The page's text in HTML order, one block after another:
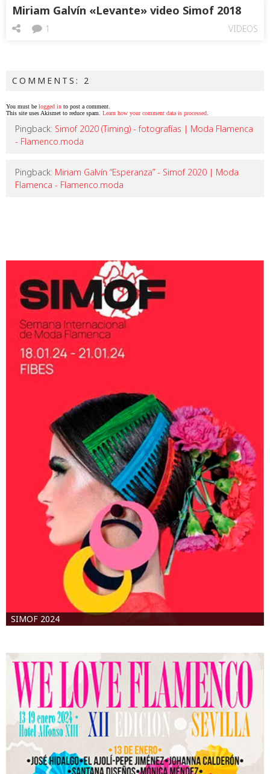
Miriam Galvín «Levante» video Simof 2018
VIDEOS
1
COMMENTS: 2
You must be logged in to post a comment.
This site uses Akismet to reduce spam. Learn how your comment data is processed
Pingback: Simof 2020 (Timing) - fotografías | Moda Flamenca
- Flamenco.moda
Pingback: Miriam Galvín “Esperanza” - Simof 2020 | Moda
Flamenca - Flamenco.moda
SIMOF 2024